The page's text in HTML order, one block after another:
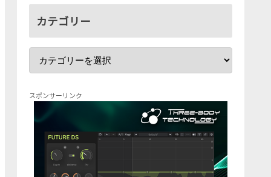
カテゴリー
スポンサーリンク